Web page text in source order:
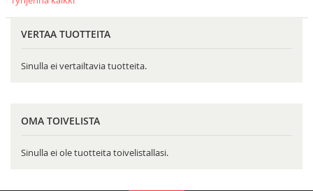
VERTAA TUOTTEITA
Sinulla ei vertailtavia tuotteita.
OMA TOIVELISTA
Sinulla ei ole tuotteita toivelistallasi.